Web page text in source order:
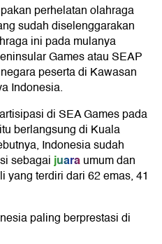
perhelatan olahraga
sudah diselenggarakan
ini pada mulanya
Games atau SEAP
peserta di Kawasan
Indonesia.
di SEA Games pada
berlangsung di Kuala
Indonesia sudah
sebagaijuaraumum dan
yang terdiri dari 62 emas, 41
paling berprestasi di